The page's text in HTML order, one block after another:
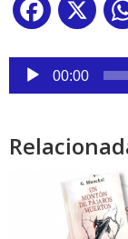
Facebook
X
Reproductor
audio
00:00